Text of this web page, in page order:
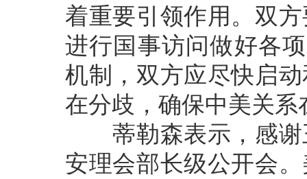
着重要引领作用。双
进行国事访问做好各
机制，双方应尽快启
在分歧，确保中美关
蒂勒森表示，感谢
安理会部长级公开会